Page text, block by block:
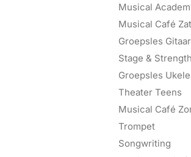
Musical
Musical Café
Groepsles Gitaar
Stage &
Groepsles
Theater Teens
Musical Café
Trompet
Songwriting